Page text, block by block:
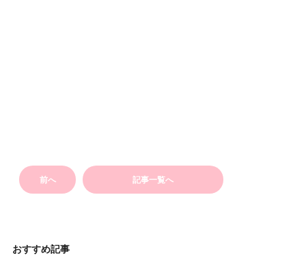
前へ 記事一覧へ
おすすめ記事